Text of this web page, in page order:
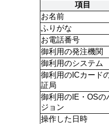
項目
お名前
ふりがな
お電話番号
御利用の発注機関
御利用のシステム
御利用のICカード
証局
御利用のIE・OSの
ジョン
操作した日時